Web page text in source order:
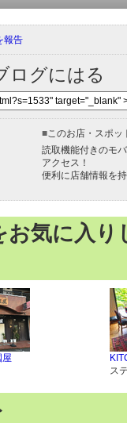
報告
ログにはる
■このお店・スポッ
読取機能付きのモ
アクセス！
便利に店舗情報を
お気に入
屋
ス